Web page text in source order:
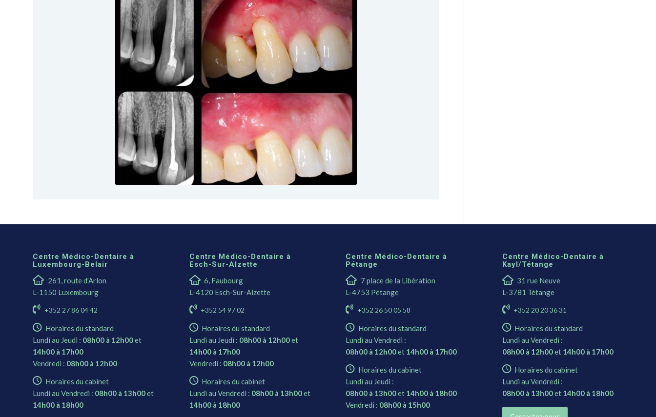
Centre Médico-Dentaire à
Luxembourg-Belair
261, route d’Arlon
L-1150 Luxembourg
+352 27 86 04 42
Horaires du standard
Lundi au Jeudi : 08h00 à 12h00et
14h00 à 17h00
Vendredi : 08h00 à 12h00
Horaires du cabinet
Lundi au Vendredi : 08h00 à 13h00et
14h00 à 18h00
Centre Médico-Dentaire à
Esch-Sur-Alzette
6, Faubourg
L-4120 Esch-Sur-Alzette
+352 54 97 02
Horaires du standard
Lundi au Jeudi : 08h00 à 12h00et
14h00 à 17h00
Vendredi : 08h00 à 12h00
Horaires du cabinet
Lundi au Vendredi : 08h00 à 13h00et
14h00 à 18h00
Centre Médico-Dentaire à
Pétange
7 place de la Libération
L-4753 Pétange
+352 26 50 05 58
Horaires du standard
Lundi au Vendredi :
08h00 à 12h00et 14h00 à 17h00
Horaires du cabinet
Lundi au Jeudi :
08h00 à 13h00et 14h00 à 18h00
Vendredi : 08h00 à 15h00
Centre Médico-Dentaire à
Kayl/Tétange
31 rue Neuve
L-3781 Tétange
+352 20 20 36 31
Horaires du standard
Lundi au Vendredi :
08h00 à 12h00et 14h00 à 17h00
Horaires du cabinet
Lundi au Vendredi :
08h00 à 13h00et 14h00 à 18h00